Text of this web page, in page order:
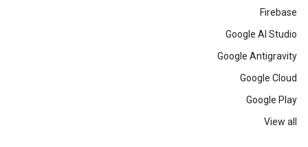
Firebase
Google AI Studio
Google Antigravity
Google Cloud
Google Play
View all